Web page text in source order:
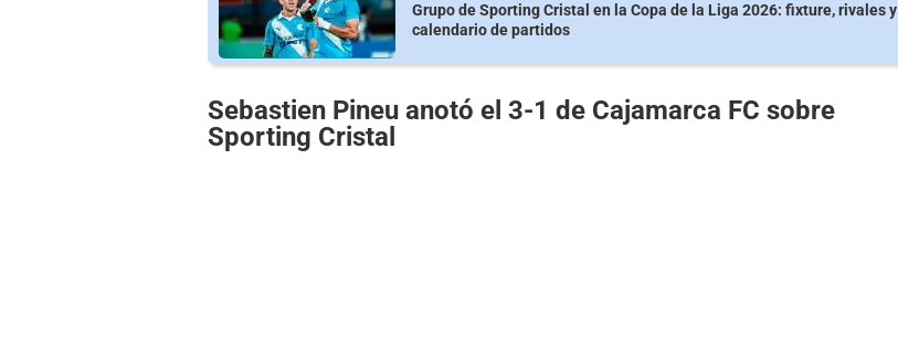
Grupo de Sporting Cristal en la Copa de la Liga 2026: fixture, rivales y
calendario de partidos
Sebastien Pineu anotó el 3-1 de Cajamarca FC sobre
Sporting Cristal